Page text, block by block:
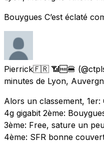
Bouygues C’est éclaté
Pierrick🇫🇷 📶🆓🍔
minutes de Lyon,
Alors un classement,
4g gigabit 2ème:
3ème: Free, sature un
4ème: SFR bonne